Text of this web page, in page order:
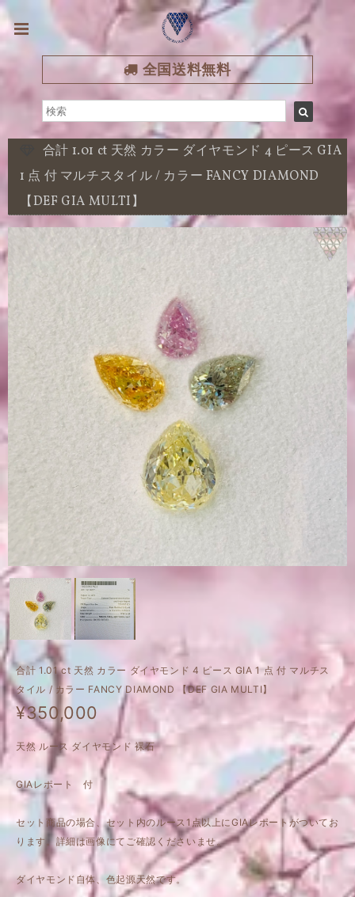
全国送料無料
合計 1.01 ct 天然 カラー ダイヤモンド 4 ピース GIA
1 点 付 マルチスタイル / カラー FANCY DIAMOND
【DEF GIA MULTI】
合計 1.01 ct 天然 カラー ダイヤモンド 4 ピース GIA 1 点 付 マルチス
タイル / カラー FANCY DIAMOND 【DEF GIA MULTI】
¥350,000
天然 ルース ダイヤモンド 裸石
GIAレポート 付
セット商品の場合、セット内のルース1点以上にGIAレポートがついてお
ります。詳細は画像にてご確認くださいませ。
ダイヤモンド自体、色起源天然です。